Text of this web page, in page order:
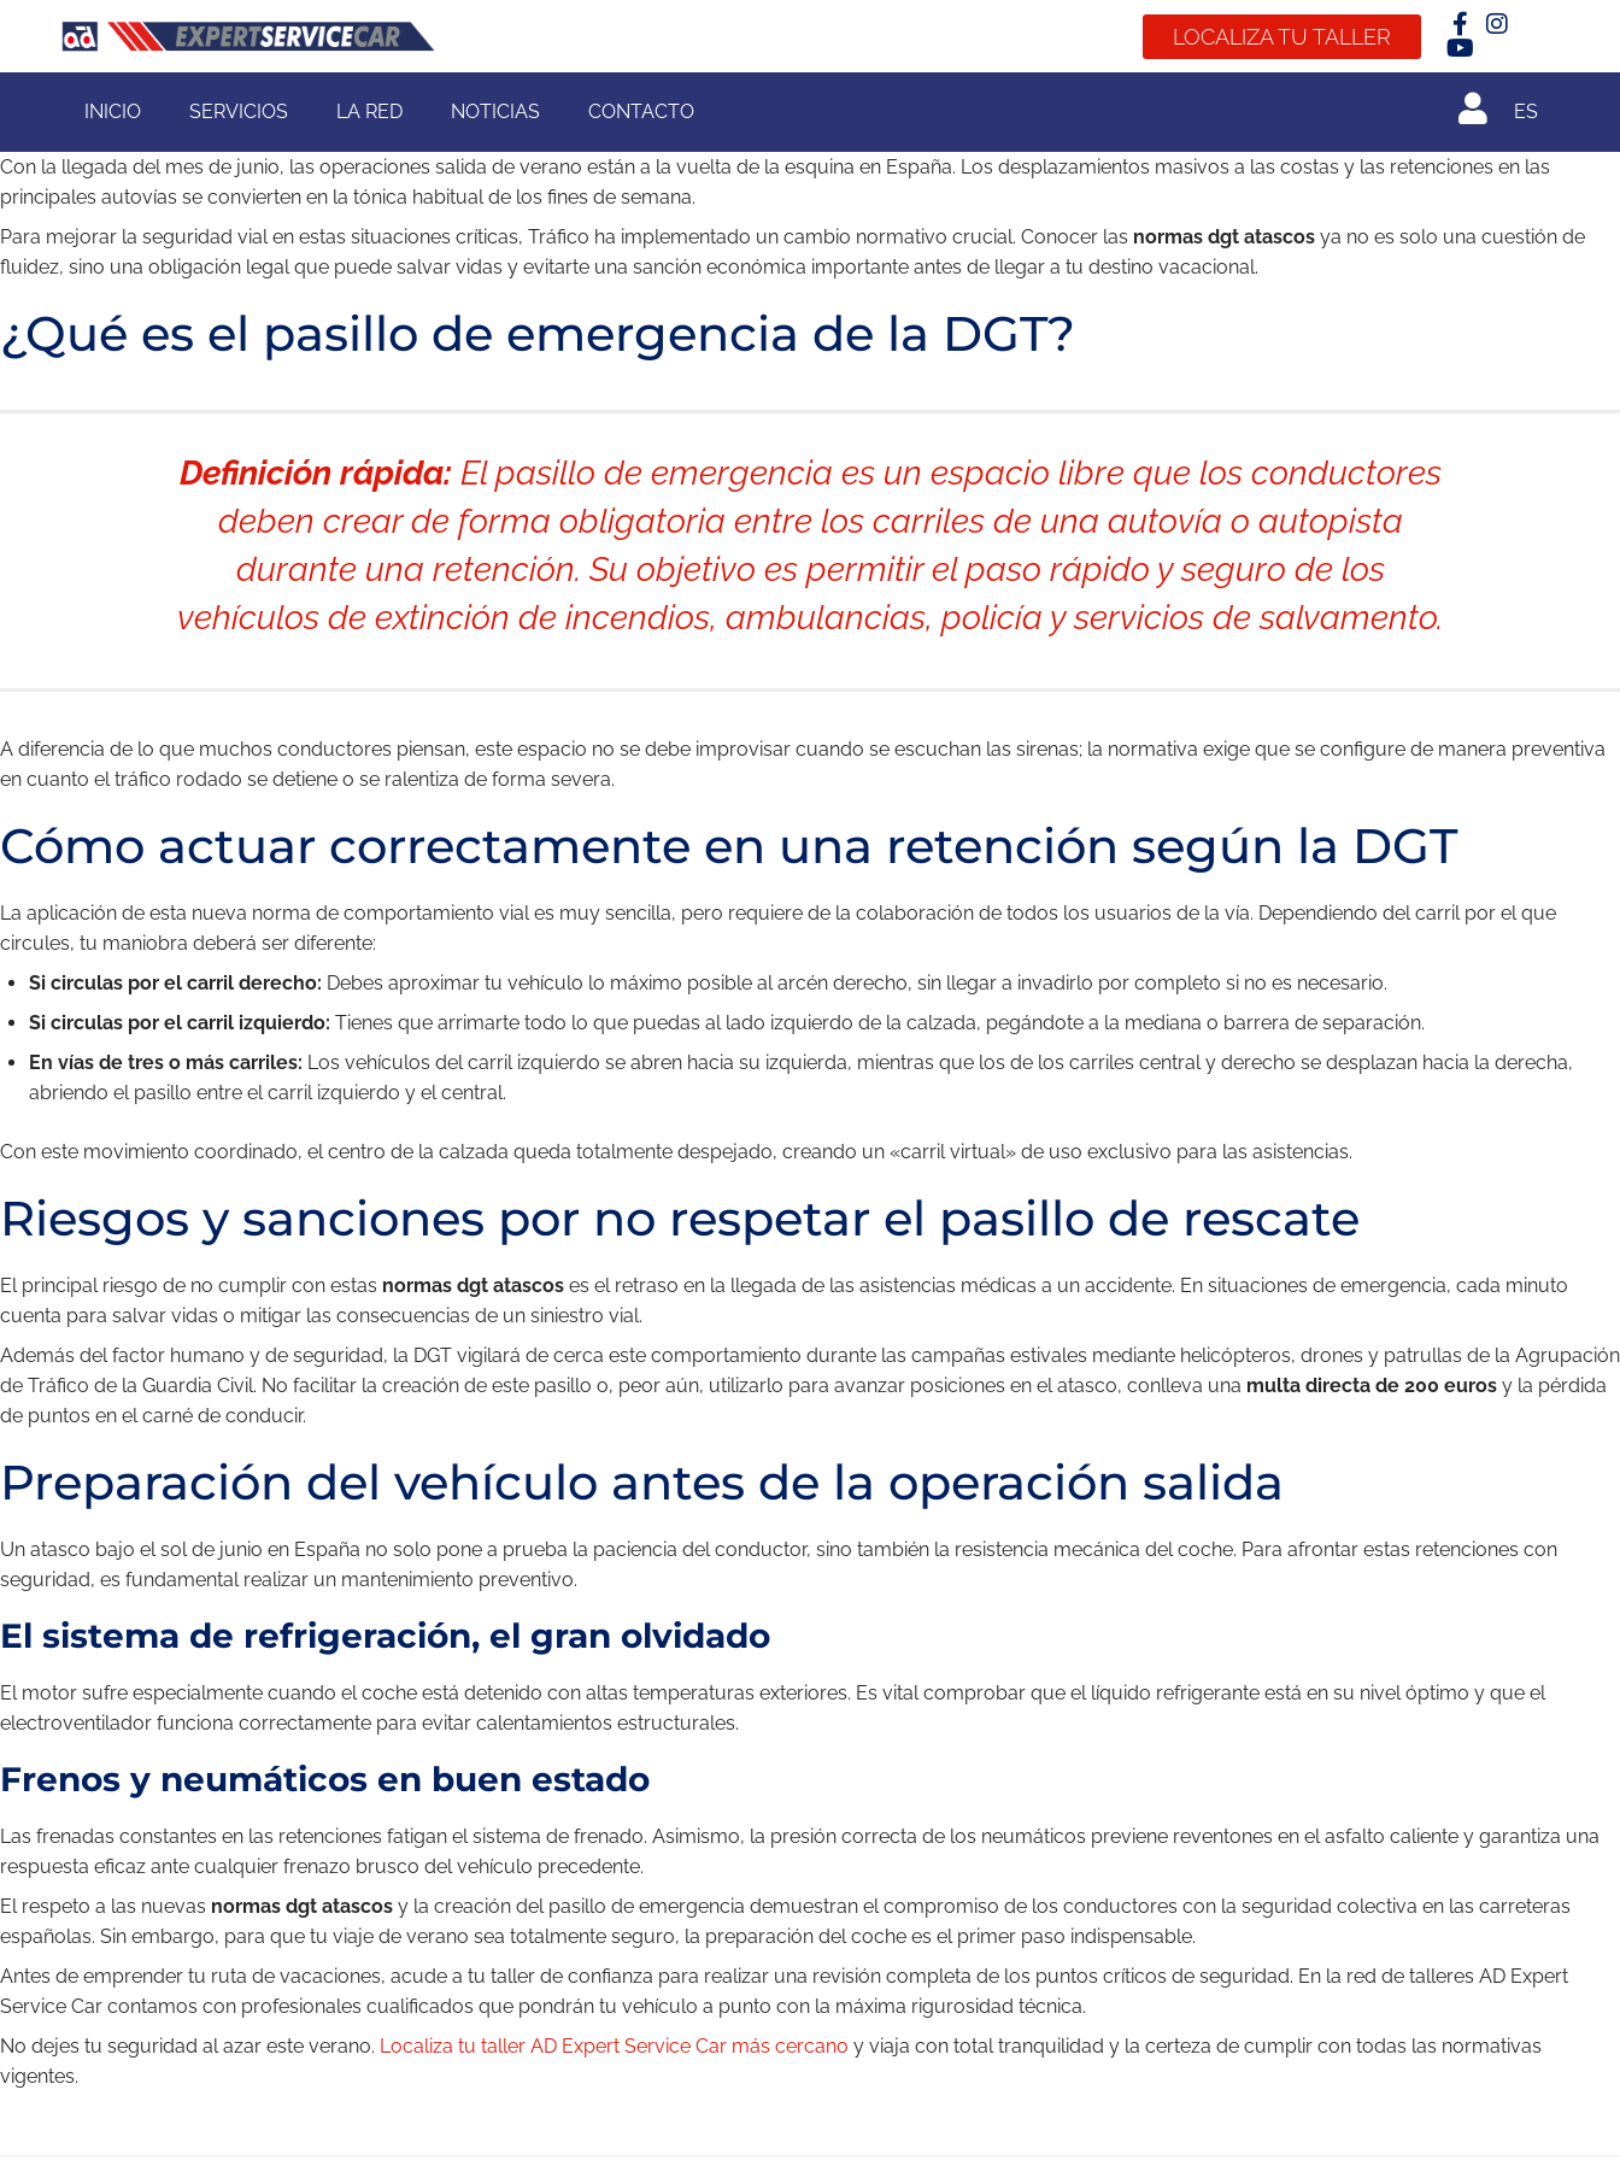
LOCALIZA TU TALLER
INICIO SERVICIOS LA RED NOTICIAS CONTACTO ES
Con la llegada del mes de junio, las operaciones salida de verano están a la vuelta de la esquina en España. Los desplazamientos masivos a las costas y las retenciones en las
principales autovías se convierten en la tónica habitual de los fines de semana.
Para mejorar la seguridad vial en estas situaciones críticas, Tráfico ha implementado un cambio normativo crucial. Conocer las normas dgt atascos ya no es solo una cuestión de
fluidez, sino una obligación legal que puede salvar vidas y evitarte una sanción económica importante antes de llegar a tu destino vacacional.
¿Qué es el pasillo de emergencia de la DGT?
Definición rápida:El pasillo de emergencia es un espacio libre que los conductores
deben crear de forma obligatoria entre los carriles de una autovía o autopista
durante una retención. Su objetivo es permitir el paso rápido y seguro de los
vehículos de extinción de incendios, ambulancias, policía y servicios de salvamento.
A diferencia de lo que muchos conductores piensan, este espacio no se debe improvisar cuando se escuchan las sirenas; la normativa exige que se configure de manera preventiva
en cuanto el tráfico rodado se detiene o se ralentiza de forma severa.
Cómo actuar correctamente en una retención según la DGT
La aplicación de esta nueva norma de comportamiento vial es muy sencilla, pero requiere de la colaboración de todos los usuarios de la vía. Dependiendo del carril por el que
circules, tu maniobra deberá ser diferente:
Si circulas por el carril derecho: Debes aproximar tu vehículo lo máximo posible al arcén derecho, sin llegar a invadirlo por completo si no es necesario.
Si circulas por el carril izquierdo: Tienes que arrimarte todo lo que puedas al lado izquierdo de la calzada, pegándote a la mediana o barrera de separación.
En vías de tres o más carriles: Los vehículos del carril izquierdo se abren hacia su izquierda, mientras que los de los carriles central y derecho se desplazan hacia la derecha,
abriendo el pasillo entre el carril izquierdo y el central.
Con este movimiento coordinado, el centro de la calzada queda totalmente despejado, creando un «carril virtual» de uso exclusivo para las asistencias.
Riesgos y sanciones por no respetar el pasillo de rescate
El principal riesgo de no cumplir con estas normas dgt atascos es el retraso en la llegada de las asistencias médicas a un accidente. En situaciones de emergencia, cada minuto
cuenta para salvar vidas o mitigar las consecuencias de un siniestro vial.
Además del factor humano y de seguridad, la DGT vigilará de cerca este comportamiento durante las campañas estivales mediante helicópteros, drones y patrullas de la Agrupación
de Tráfico de la Guardia Civil. No facilitar la creación de este pasillo o, peor aún, utilizarlo para avanzar posiciones en el atasco, conlleva una multa directa de 200 euros y la pérdida
de puntos en el carné de conducir.
Preparación del vehículo antes de la operación salida
Un atasco bajo el sol de junio en España no solo pone a prueba la paciencia del conductor, sino también la resistencia mecánica del coche. Para afrontar estas retenciones con
seguridad, es fundamental realizar un mantenimiento preventivo.
El sistema de refrigeración, el gran olvidado
El motor sufre especialmente cuando el coche está detenido con altas temperaturas exteriores. Es vital comprobar que el líquido refrigerante está en su nivel óptimo y que el
electroventilador funciona correctamente para evitar calentamientos estructurales.
Frenos y neumáticos en buen estado
Las frenadas constantes en las retenciones fatigan el sistema de frenado. Asimismo, la presión correcta de los neumáticos previene reventones en el asfalto caliente y garantiza una
respuesta eficaz ante cualquier frenazo brusco del vehículo precedente.
El respeto a las nuevas normas dgt atascos y la creación del pasillo de emergencia demuestran el compromiso de los conductores con la seguridad colectiva en las carreteras
españolas. Sin embargo, para que tu viaje de verano sea totalmente seguro, la preparación del coche es el primer paso indispensable.
Antes de emprender tu ruta de vacaciones, acude a tu taller de confianza para realizar una revisión completa de los puntos críticos de seguridad. En la red de talleres AD Expert
Service Car contamos con profesionales cualificados que pondrán tu vehículo a punto con la máxima rigurosidad técnica.
No dejes tu seguridad al azar este verano. Localiza tu taller AD Expert Service Car más cercano y viaja con total tranquilidad y la certeza de cumplir con todas las normativas
vigentes.